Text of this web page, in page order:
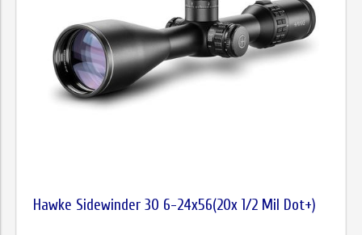
Hawke Sidewinder 30 6-24x56(20x 1/2 Mil Dot+)